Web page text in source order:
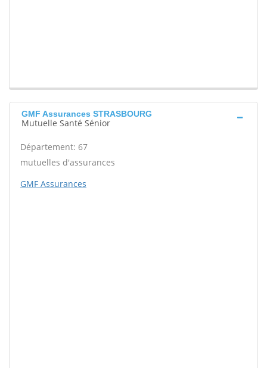
GMF Assurances STRASBOURG
Mutuelle Santé Sénior
Département: 67
mutuelles d'assurances
GMF Assurances